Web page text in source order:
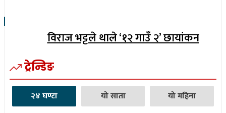
विराज भट्टले थाले ‘१२ गाउँ २’ छायांकन
ट्रेन्डिङ
२४ घण्टा यो साता यो महिना